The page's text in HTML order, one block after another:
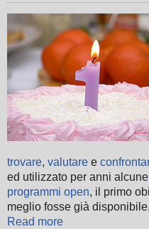
trovare, valutare e
ed utilizzato per anni alcune
programmi open, il primo
meglio fosse già
Read more